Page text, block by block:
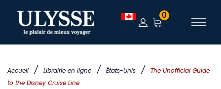
Accueil / Librairie en ligne / États-Unis /
The Unofficial Guide
to the Disney Cruise Line
0